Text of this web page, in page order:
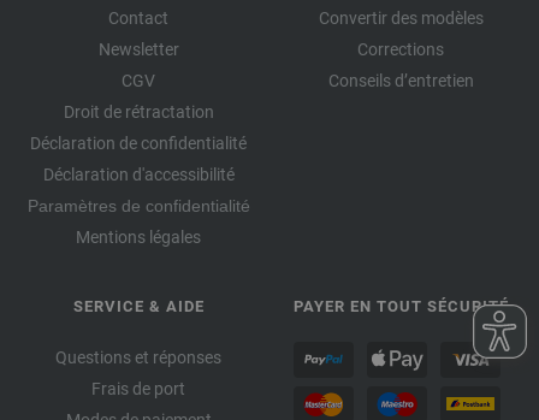
Contact
Newsletter
CGV
Droit de rétractation
Déclaration de confidentialité
Déclaration d'accessibilité
Paramètres de confidentialité
Mentions légales
Convertir des modèles
Corrections
Conseils d’entretien
SERVICE & AIDE
Questions et réponses
Frais de port
PAYER EN TOUT SÉCURITÉ